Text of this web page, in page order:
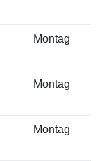
Montag
Montag
Montag